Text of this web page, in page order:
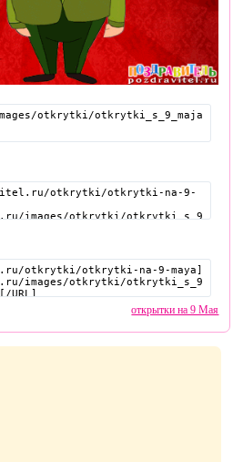
открытки на 9 Мая